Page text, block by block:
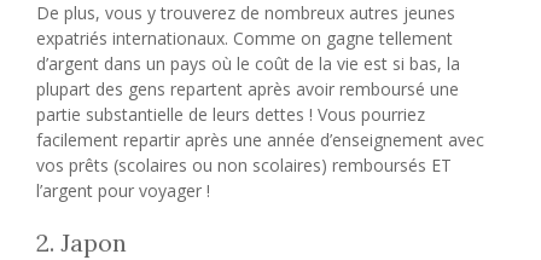
De plus, vous y trouverez de nombreux autres jeunes
expatriés internationaux. Comme on gagne tellement
d’argent dans un pays où le coût de la vie est si bas, la
plupart des gens repartent après avoir remboursé une
partie substantielle de leurs dettes ! Vous pourriez
facilement repartir après une année d’enseignement avec
vos prêts (scolaires ou non scolaires) remboursés ET
l’argent pour voyager !
2. Japon